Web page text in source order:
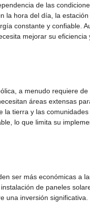
de las
la hora del día, la
constante y confiable.
mejorar su eficiencia
a menudo requiere
áreas extensas
tierra y las
lo que limita su
ser más económicas a
de paneles
una inversión